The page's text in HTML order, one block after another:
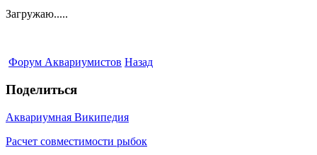
Загружаю.....
Форум Аквариумистов Назад
Поделиться
Аквариумная Википедия
Расчет совместимости рыбок